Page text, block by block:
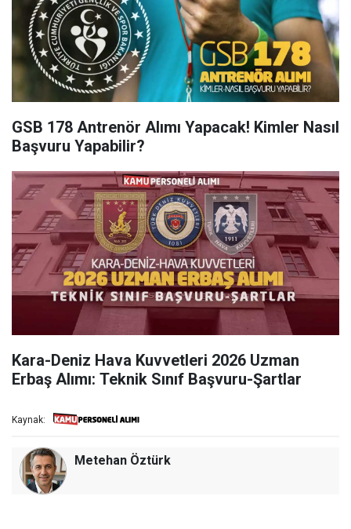
GSB 178 Antrenör Alımı Yapacak! Kimler Nasıl
Başvuru Yapabilir?
Kara-Deniz Hava Kuvvetleri 2026 Uzman
Erbaş Alımı: Teknik Sınıf Başvuru-Şartlar
Kaynak:
Metehan Öztürk